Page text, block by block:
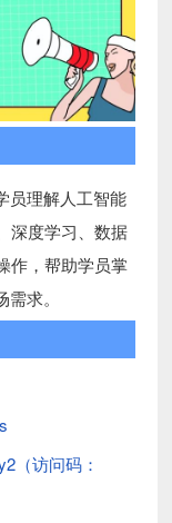
员理解人工智能
深度学习、数据
作，帮助学员掌
求。
（访问码：